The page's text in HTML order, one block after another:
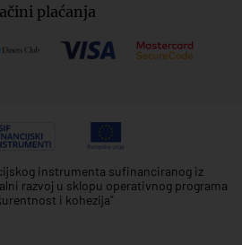
plaćanja
instrumenta sufinanciranog iz
razvoj u sklopu operativnog programa
i kohezija"